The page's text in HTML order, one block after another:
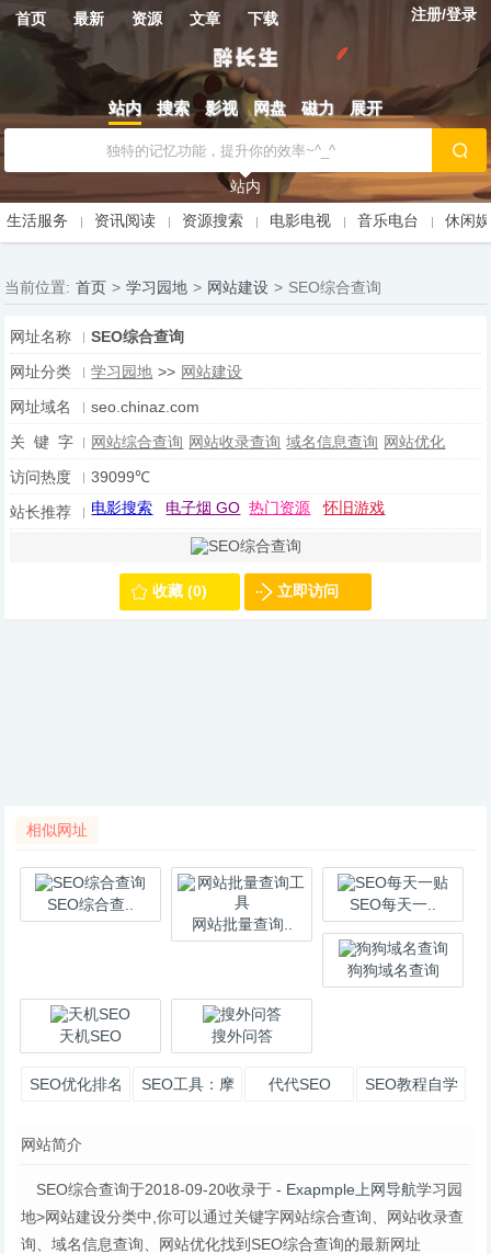
首页 最新 资源 文章 下载 注册/登录
站内 搜索 影视 网盘 磁力 展开
站内
生活服务
资讯阅读 资源搜索 电影电视 音乐电台 休闲
当前位置: 首页 > 学习园地 > 网站建设 > SEO综合查询
网址名称
SEO综合查询
网址分类
学习园地 >> 网站建设
网址域名
seo.chinaz.com
关 键 字
网站综合查询 网站收录查询 域名信息查询 网站优化
访问热度
39099℃
站长推荐
电影搜索 电子烟 GO 热门资源 怀旧游戏
收藏 (0) 立即访问
相似网址
SEO综合查..
网站批量查询..
SEO每天一..
狗狗域名查询
天机SEO 搜外问答
SEO优化排名
SEO工具：摩
代代SEO
SEO教程自学
网站简介
SEO综合查询于2018-09-20收录于 - Exapmple上网导航学习园
地>网站建设分类中,你可以通过关键字网站综合查询、网站收录查
询、域名信息查询、网站优化找到SEO综合查询的最新网址